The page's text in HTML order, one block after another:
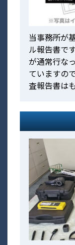
当事務所が
ル報告書で
が通常行な
ていますの
査報告書は